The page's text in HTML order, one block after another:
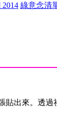
綠意念清
貼出來。透